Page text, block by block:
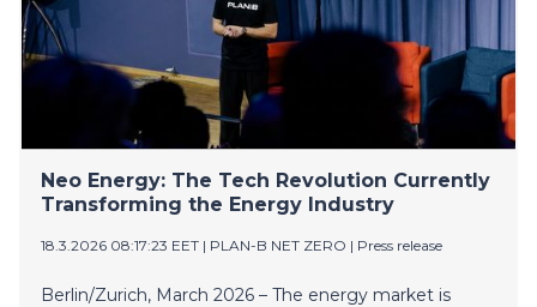
Neo Energy: The Tech Revolution Currently
Transforming the Energy Industry
18.3.2026 08:17:23 EET | PLAN-B NET ZERO | Press release
Berlin/Zurich, March 2026 – The energy market is